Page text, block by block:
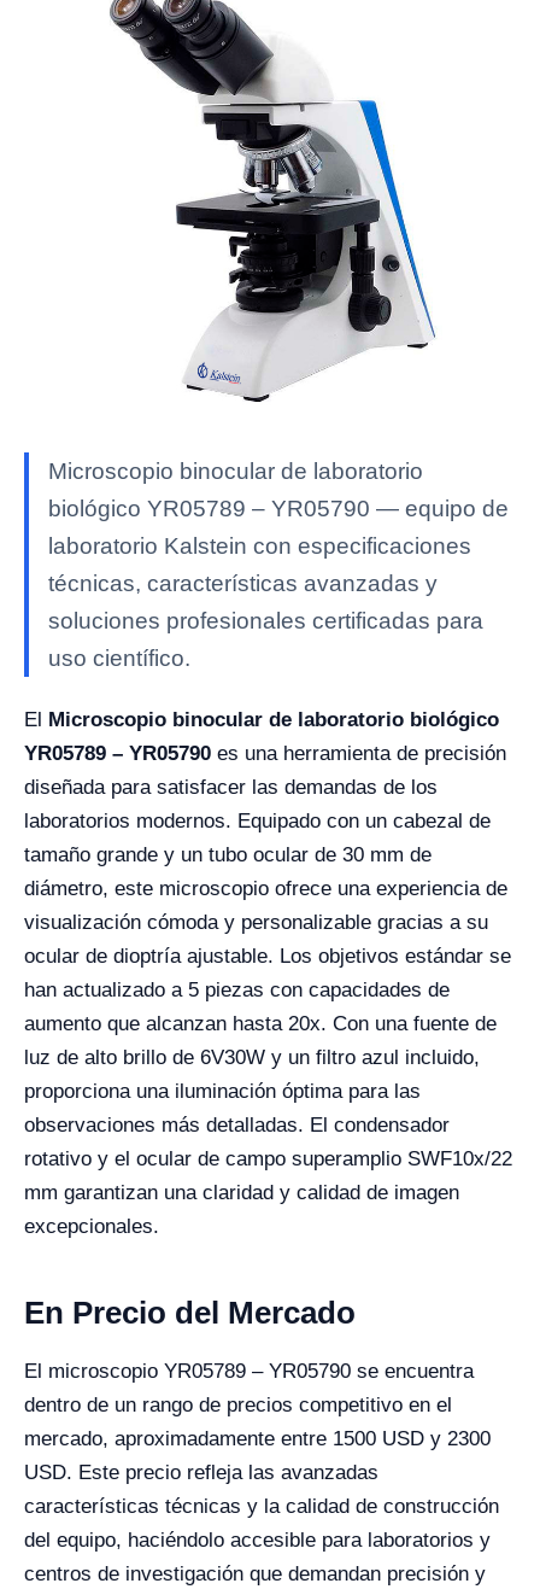
Microscopio binocular de laboratorio
biológico YR05789 – YR05790 — equipo de
laboratorio Kalstein con especificaciones
técnicas, características avanzadas y
soluciones profesionales certificadas para
uso científico.
El Microscopio binocular de laboratorio biológico
YR05789 – YR05790 es una herramienta de precisión
diseñada para satisfacer las demandas de los
laboratorios modernos. Equipado con un cabezal de
tamaño grande y un tubo ocular de 30 mm de
diámetro, este microscopio ofrece una experiencia de
visualización cómoda y personalizable gracias a su
ocular de dioptría ajustable. Los objetivos estándar se
han actualizado a 5 piezas con capacidades de
aumento que alcanzan hasta 20x. Con una fuente de
luz de alto brillo de 6V30W y un filtro azul incluido,
proporciona una iluminación óptima para las
observaciones más detalladas. El condensador
rotativo y el ocular de campo superamplio SWF10x/22
mm garantizan una claridad y calidad de imagen
excepcionales.
En Precio del Mercado
El microscopio YR05789 – YR05790 se encuentra
dentro de un rango de precios competitivo en el
mercado, aproximadamente entre 1500 USD y 2300
USD. Este precio refleja las avanzadas
características técnicas y la calidad de construcción
del equipo, haciéndolo accesible para laboratorios y
centros de investigación que demandan precisión y